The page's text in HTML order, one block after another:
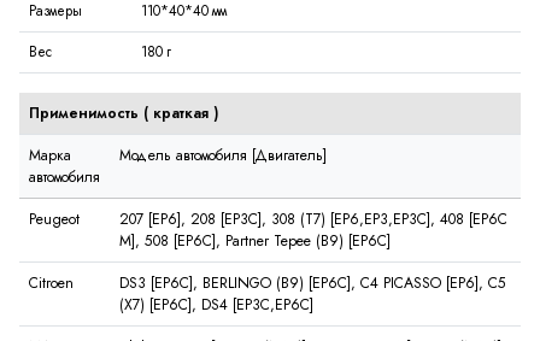
Размеры 110*40*40 мм
Вес 180 г
Применимость ( краткая)
Марка
автомобиля
Модель автомобиля [Двигатель]
Peugeot
207 [EP6], 208 [EP3C], 308 (T7) [EP6,EP3,EP3C], 408 [EP6C
M], 508 [EP6C], Partner Tepee (B9) [EP6C]
Citroen
DS3 [EP6C], BERLINGO (B9) [EP6C], C4 PICASSO [EP6], C5
(X7) [EP6C], DS4 [EP3C,EP6C]